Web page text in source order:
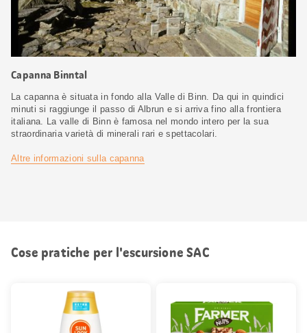
Capanna Binntal
La capanna è situata in fondo alla Valle di Binn. Da qui in quindici
minuti si raggiunge il passo di Albrun e si arriva fino alla frontiera
italiana. La valle di Binn è famosa nel mondo intero per la sua
straordinaria varietà di minerali rari e spettacolari.
Altre informazioni sulla capanna
Cose pratiche per l'escursione SAC